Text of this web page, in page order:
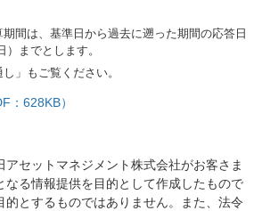
間は、基準日から過去に遡った期間の応答日
までとします。
」もご覧ください。
：628KB）
アセットマネジメント株式会社がお客さま
なる情報提供を目的として作成したもので
的とするものではありません。また、法令